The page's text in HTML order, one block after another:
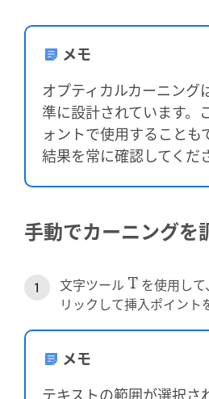
メモ
オプティカルカーニング
準に設計されています。
ォントで使用することも
結果を常に確認してくだ
手動でカーニングを
文字ツール
を使用し
リックして挿入ポイント
メモ
テキストの範囲が選択さ